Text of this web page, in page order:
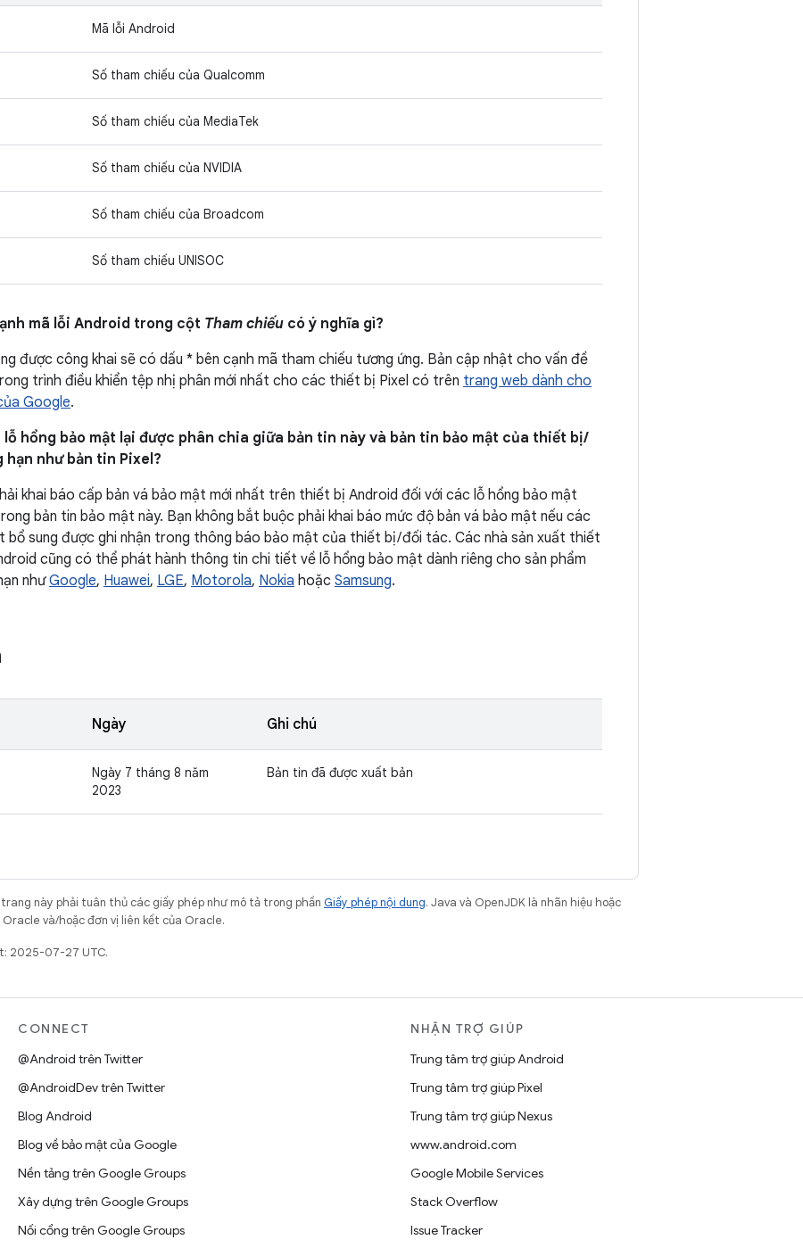
Mã lỗi Android
Số tham chiếu của Qualcomm
Số tham chiếu của MediaTek
Số tham chiếu của NVIDIA
Số tham chiếu của Broadcom
Số tham chiếu UNISOC
mã lỗi Android trong cột Tham chiếu có ý nghĩa gì?
được công khai sẽ có dấu * bên cạnh mã tham chiếu tương ứng. Bản cập nhật cho vấn đề
trình điều khiển tệp nhị phân mới nhất cho các thiết bị Pixel có trên trang web dành cho
Google.
lỗ hổng bảo mật lại được phân chia giữa bản tin này và bản tin bảo mật của thiết bị /
như bản tin Pixel?
khai báo cấp bản vá bảo mật mới nhất trên thiết bị Android đối với các lỗ hổng bảo mật
bản tin bảo mật này. Bạn không bắt buộc phải khai báo mức độ bản vá bảo mật nếu các
bổ sung được ghi nhận trong thông báo bảo mật của thiết bị / đối tác. Các nhà sản xuất thiết
cũng có thể phát hành thông tin chi tiết về lỗ hổng bảo mật dành riêng cho sản phẩm
nhưGoogle, Huawei, LGE, Motorola, Nokia hoặc Samsung.
Ngày Ghi chú
Ngày 7 tháng 8 năm
2023
Bản tin đã được xuất bản
này phải tuân thủ các giấy phép như mô tả trong phần Giấy phép nội dung. Java và OpenJDK là nhãn hiệu hoặc
và/hoặc đơn vị liên kết của Oracle.
2025-07-27 UTC.
CONNECT
@Android trên Twitter
@AndroidDev trên Twitter
Blog Android
Blog về bảo mật của Google
Nền tảng trên Google Groups
Xây dựng trên Google Groups
Nối cổng trên Google Groups
NHẬN TRỢ GIÚP
Trung tâm trợ giúp Android
Trung tâm trợ giúp Pixel
Trung tâm trợ giúp Nexus
www.android.com
Google Mobile Services
Stack Overflow
Issue Tracker